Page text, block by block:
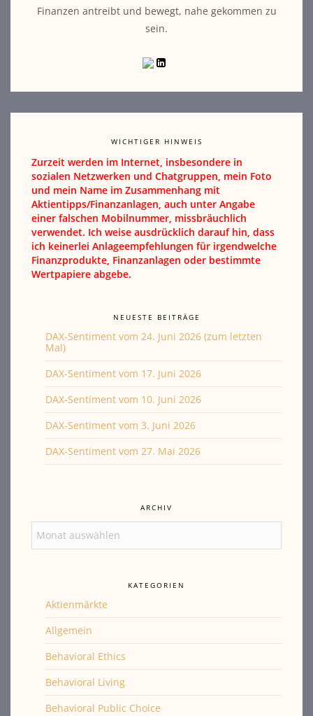
Finanzen antreibt und bewegt, nahe gekommen zu
sein.
WICHTIGER HINWEIS
Zurzeit werden im Internet, insbesondere in
sozialen Netzwerken und Chatgruppen, mein Foto
und mein Name im Zusammenhang mit
Aktientipps/Finanzanlagen, auch unter Angabe
einer falschen Mobilnummer, missbräuchlich
verwendet. Ich weise ausdrücklich darauf hin, dass
ich keinerlei Anlageempfehlungen für irgendwelche
Finanzprodukte, Finanzanlagen oder bestimmte
Wertpapiere abgebe.
NEUESTE BEITRÄGE
DAX-Sentiment vom 24. Juni 2026 (zum letzten
Mal)
DAX-Sentiment vom 17. Juni 2026
DAX-Sentiment vom 10. Juni 2026
DAX-Sentiment vom 3. Juni 2026
DAX-Sentiment vom 27. Mai 2026
ARCHIV
KATEGORIEN
Aktienmärkte
Allgemein
Behavioral Ethics
Behavioral Living
Behavioral Public Choice